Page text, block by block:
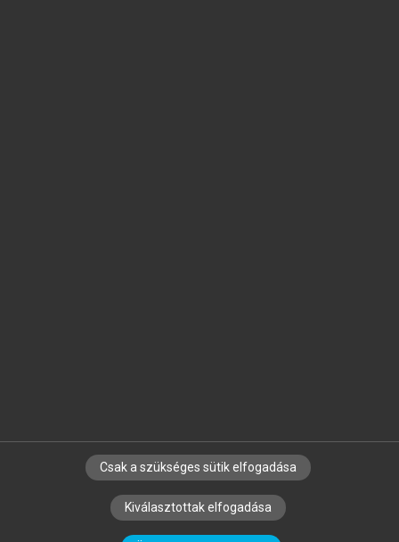
SZERZŐKNEK CÉGEKNEK KÖNYVTÁROSOKNAK
SZERKESZTÉSI ÉS LEKTORÁLÁSI ALAPELVEK
Csak a szükséges sütik elfogadása
Kiválasztottak elfogadása